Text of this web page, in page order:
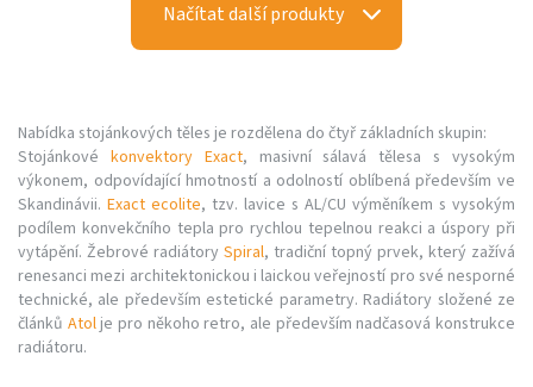
Načítat další produkty
Nabídka stojánkových těles je rozdělena do čtyř základních skupin:
Stojánkové konvektory Exact, masivní sálavá tělesa s vysokým
výkonem, odpovídající hmotností a odolností oblíbená především ve
Skandinávii. Exact ecolite, tzv. lavice s AL/CU výměníkem s vysokým
podílem konvekčního tepla pro rychlou tepelnou reakci a úspory při
vytápění. Žebrové radiátory Spiral, tradiční topný prvek, který zažívá
renesanci mezi architektonickou i laickou veřejností pro své nesporné
technické, ale především estetické parametry. Radiátory složené ze
článků Atolje pro někoho retro, ale především nadčasová konstrukce
radiátoru.